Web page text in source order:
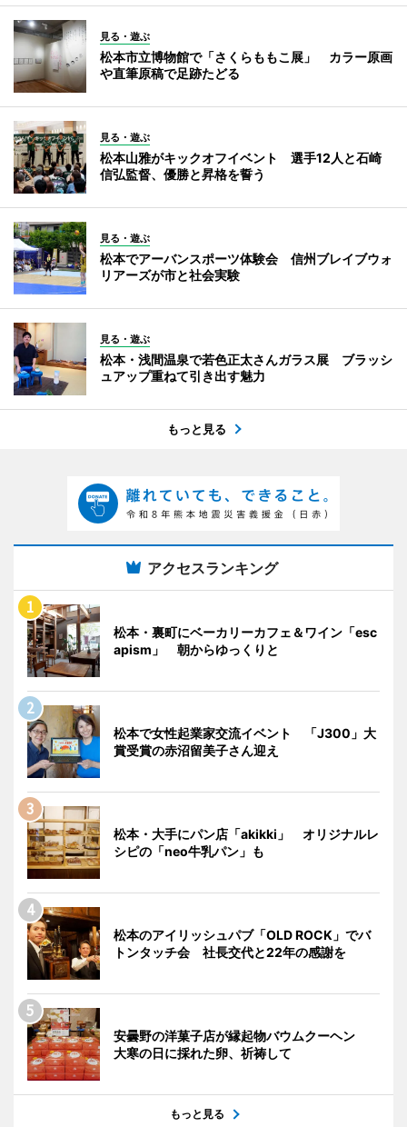
見る・遊ぶ
松本市立博物館で「さくらももこ展」 カラー原画
や直筆原稿で足跡たどる
見る・遊ぶ
松本山雅がキックオフイベント 選手12人と石崎
信弘監督、優勝と昇格を誓う
見る・遊ぶ
松本でアーバンスポーツ体験会 信州ブレイブウォ
リアーズが市と社会実験
見る・遊ぶ
松本・浅間温泉で若色正太さんガラス展 ブラッシ
ュアップ重ねて引き出す魅力
もっと見る
アクセスランキング
松本・裏町にベーカリーカフェ＆ワイン「esc
apism」 朝からゆっくりと
松本で女性起業家交流イベント 「J300」大
賞受賞の赤沼留美子さん迎え
松本・大手にパン店「akikki」 オリジナルレ
シピの「neo牛乳パン」も
松本のアイリッシュパブ「OLD ROCK」でバ
トンタッチ会 社長交代と22年の感謝を
安曇野の洋菓子店が縁起物バウムクーヘン
大寒の日に採れた卵、祈祷して
もっと見る